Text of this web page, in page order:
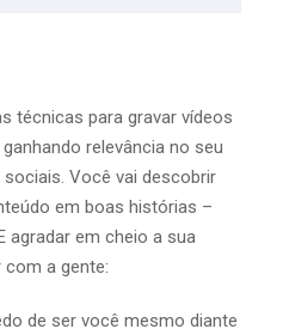
técnicas para gravar vídeos
relevância no seu
Você vai descobrir
em boas histórias –
agradar em cheio a sua
com a gente:
de ser você mesmo diante